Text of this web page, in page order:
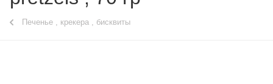
Печенье , крекера , бисквиты